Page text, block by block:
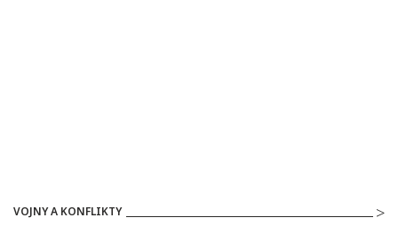
VOJNY A KONFLIKTY